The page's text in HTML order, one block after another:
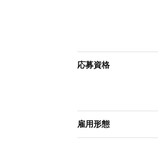
応募資格
雇用形態